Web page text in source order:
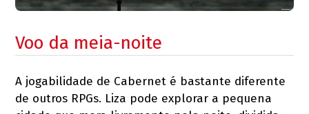
Voo da meia-noite
A jogabilidade de Cabernet é bastante diferente
de outros RPGs. Liza pode explorar a pequena